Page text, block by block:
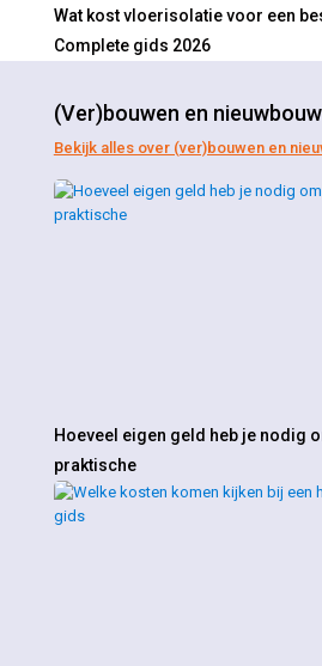
Wat kost vloerisolatie voor een
Complete gids 2026
(Ver)bouwen en nieuwbouw
Bekijk alles over (ver)bouwen en
Hoeveel eigen geld heb je nodig
praktische